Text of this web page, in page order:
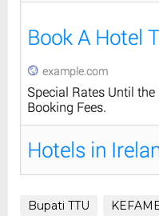
Bupati TTU